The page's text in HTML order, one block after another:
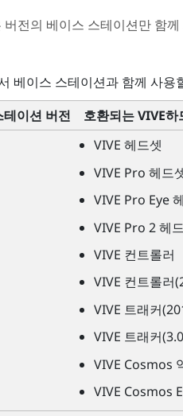
버전의 베이스 스테이션만 함
베이스 스테이션과 함께 사용
테이션 버전
호환되는VIVE하
VIVE 헤드셋
VIVE Pro 헤드
VIVE Pro Eye
VIVE Pro 2 헤
VIVE 컨트롤러
VIVE 컨트롤러
VIVE 트래커
VIVE 트래커
VIVE Cosmos
VIVE Cosmos